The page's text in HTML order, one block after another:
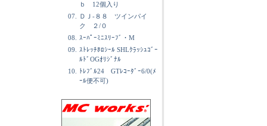
ｂ 12個入り
07.
ＤＪ-８８ ツインパイ
ク ２/０
08.
ｽｰﾊﾟｰﾐﾆｽﾘｰﾌﾞ・M
09.
ｽﾄﾚｯﾁﾎﾛｼｰﾙ SHLｸﾗｯｼｭｺﾞｰ
ﾙﾄﾞOGｵﾘｼﾞﾅﾙ
10.
ﾄﾚﾌﾞﾙ24 GTﾚｺｰﾀﾞｰ6/0(ﾒ
ｰﾙ便不可)